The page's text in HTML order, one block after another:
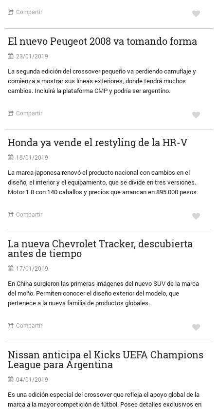
Compartir
El nuevo Peugeot 2008 va tomando forma
23/01/2019
La segunda edición del crossover pequeño va perdiendo camuflaje y
comienza a mostrar sus líneas exteriores, donde tendrá muchos
cambios. Incluirá la plataforma CMP y podría ser argentino.
Compartir
Honda ya vende el restyling de la HR-V
19/01/2019
La marca japonesa renovó el producto nacional con cambios en el
diseño, el interior y el equipamiento, que se divide en tres versiones.
Motor 1.8 con 140 caballos y precios que arrancan en 895.000 pesos.
Compartir
La nueva Chevrolet Tracker, descubierta
antes de tiempo
17/01/2019
En China surgieron las primeras imágenes del nuevo SUV de la marca
del moño. Permiten conocer el diseño exterior del modelo, que
pertenece a la nueva familia de productos globales.
Compartir
Nissan anticipa el Kicks UEFA Champions
League para Argentina
04/01/2019
Es una edición especial del crossover que refleja el apoyo global de la
marca a la mayor competición de fútbol. Posee detalles exclusivos en